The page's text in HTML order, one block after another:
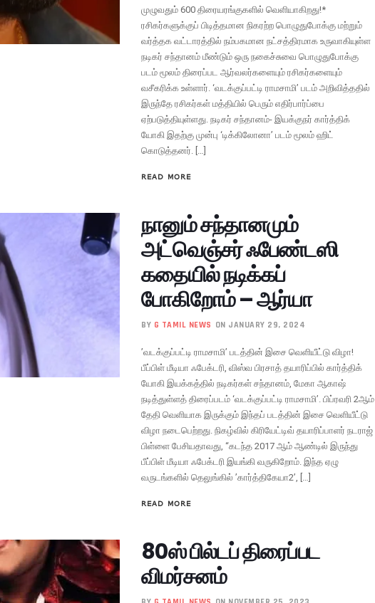
முழுவதும் 600 திரையரங்குகளில் வெளியாகிறது!*
ரசிகர்களுக்குப் பிடித்தமான நிகரற்ற பொழுதுபோக்கு மற்றும்
வர்த்தக வட்டாரத்தில் நம்பகமான நட்சத்திரமாக உருவாகியுள்ள
நடிகர் சந்தானம் மீண்டும் ஒரு நகைச்சுவை பொழுதுபோக்கு
படம் மூலம் திரைப்பட ஆர்வலர்களையும் ரசிகர்களையும்
வசீகரிக்க உள்ளார். ‘வடக்குப்பட்டி ராமசாமி’ படம் அறிவித்ததில்
இருந்தே ரசிகர்கள் மத்தியில் பெரும் எதிர்பார்ப்பை
ஏற்படுத்தியுள்ளது. நடிகர் சந்தானம்- இயக்குநர் கார்த்திக்
யோகி இதற்கு முன்பு ‘டிக்கிலோனா’ படம் மூலம் ஹிட்
கொடுத்தனர். […]
READ MORE
நானும் சந்தானமும்
அட்வெஞ்சர் ஃபேண்டஸி
கதையில் நடிக்கப்
போகிறோம் – ஆர்யா
BY G TAMIL NEWS ON JANUARY 29, 2024
’வடக்குப்பட்டி ராமசாமி’ படத்தின் இசை வெளியீட்டு விழா!
பீப்பிள் மீடியா ஃபேக்டரி, விஸ்வ பிரசாத் தயாரிப்பில் கார்த்திக்
யோகி இயக்கத்தில் நடிகர்கள் சந்தானம், மேகா ஆகாஷ்
நடித்துள்ளத் திரைப்படம் ‘வடக்குப்பட்டி ராமசாமி’. பிப்ரவரி 2ஆம்
தேதி வெளியாக இருக்கும் இந்தப் படத்தின் இசை வெளியீட்டு
விழா நடைபெற்றது. நிகழ்வில் கிரியேட்டிவ் தயாரிப்பாளர் நடராஜ்
பிள்ளை பேசியதாவது, “கடந்த 2017 ஆம் ஆண்டில் இருந்து
பீப்பிள் மீடியா ஃபேக்டரி இயங்கி வருகிறோம். இந்த ஏழு
வருடங்களில் தெலுங்கில் ’கார்த்திகேயா2’, […]
READ MORE
80ஸ் பில்டப் திரைப்பட
விமர்சனம்